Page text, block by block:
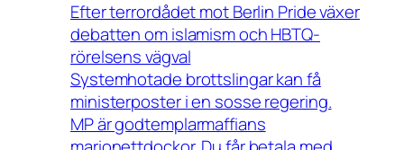
Efter terrordådet mot Berlin Pride växer
debatten om islamism och HBTQ-
rörelsens vägval
Systemhotade brottslingar kan få
ministerposter i en sosse regering.
MP är godtemplarmaffians